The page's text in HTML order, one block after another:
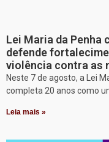
Lei Maria da Penha
defende
violência contra as
Neste 7 de agosto, a Lei
completa 20 anos como
Leia mais »